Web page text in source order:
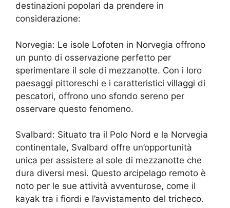
destinazioni popolari da prendere in
considerazione:
Norvegia: Le isole Lofoten in Norvegia offrono
un punto di osservazione perfetto per
sperimentare il sole di mezzanotte. Con i loro
paesaggi pittoreschi e i caratteristici villaggi di
pescatori, offrono uno sfondo sereno per
osservare questo fenomeno.
Svalbard: Situato tra il Polo Nord e la Norvegia
continentale, Svalbard offre un’opportunità
unica per assistere al sole di mezzanotte che
dura diversi mesi. Questo arcipelago remoto è
noto per le sue attività avventurose, come il
kayak tra i fiordi e l’avvistamento del tricheco.